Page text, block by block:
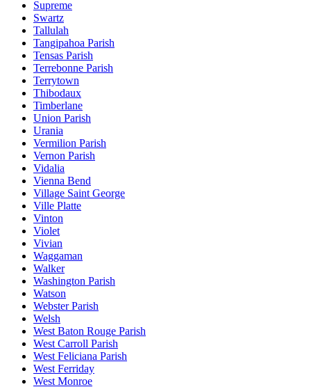
Supreme
Swartz
Tallulah
Tangipahoa Parish
Tensas Parish
Terrebonne Parish
Terrytown
Thibodaux
Timberlane
Union Parish
Urania
Vermilion Parish
Vernon Parish
Vidalia
Vienna Bend
Village Saint George
Ville Platte
Vinton
Violet
Vivian
Waggaman
Walker
Washington Parish
Watson
Webster Parish
Welsh
West Baton Rouge Parish
West Carroll Parish
West Feliciana Parish
West Ferriday
West Monroe